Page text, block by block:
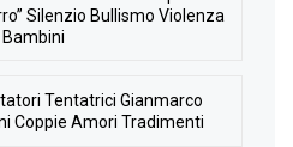
Silenzio Bullismo Violenza
Bambini
Tentatrici Gianmarco
Coppie Amori Tradimenti